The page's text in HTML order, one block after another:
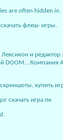
are often hidden in.
флеш- игры.
и
Компания
купить